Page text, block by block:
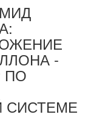
-
ПО
СИСТЕМЕ